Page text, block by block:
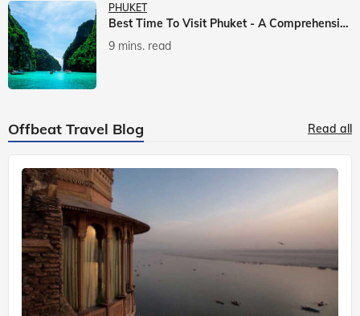
PHUKET
Best Time To Visit Phuket - A Comprehensive Guide
9 mins. read
Offbeat Travel Blog Read all